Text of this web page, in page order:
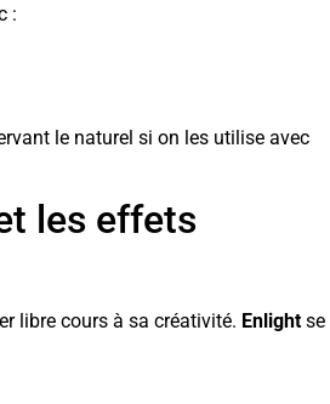
:
le naturel si on les utilise avec
les effets
libre cours à sa créativité. Enlightse